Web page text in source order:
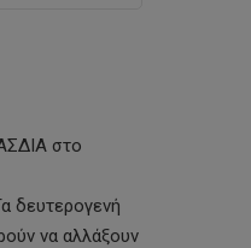
στο
δευτερογενή
να αλλάξουν